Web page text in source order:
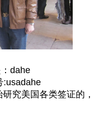
dahe
:usadahe
究美国各类签证的，